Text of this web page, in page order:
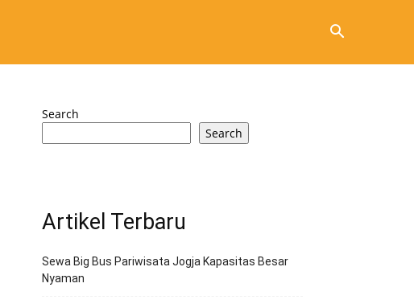
Search
Search
Artikel Terbaru
Sewa Big Bus Pariwisata Jogja Kapasitas Besar
Nyaman